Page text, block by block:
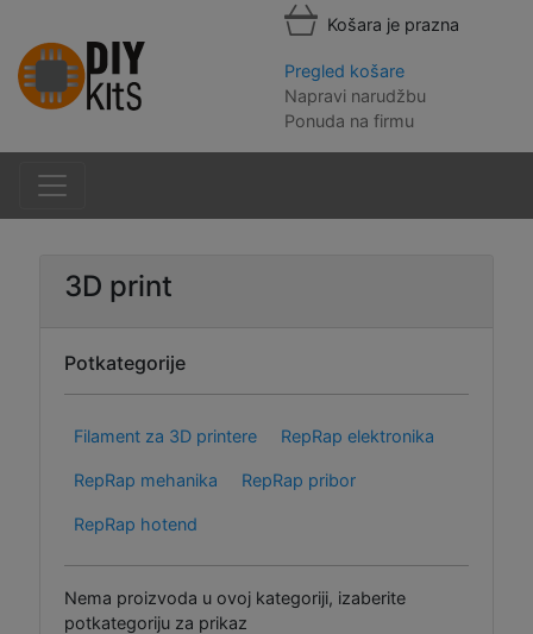
Košara je prazna
Pregled košare
Napravi narudžbu
Ponuda na firmu
3D print
Potkategorije
Filament za 3D printere RepRap elektronika
RepRap mehanika RepRap pribor
RepRap hotend
Nema proizvoda u ovoj kategoriji, izaberite
potkategoriju za prikaz